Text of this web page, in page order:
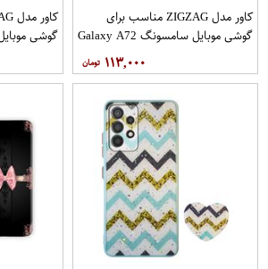
کاور مدل ZIGZAG مناسب برای
گوشی موبایل سامسونگ Galaxy A72
۱۱۳,۰۰۰